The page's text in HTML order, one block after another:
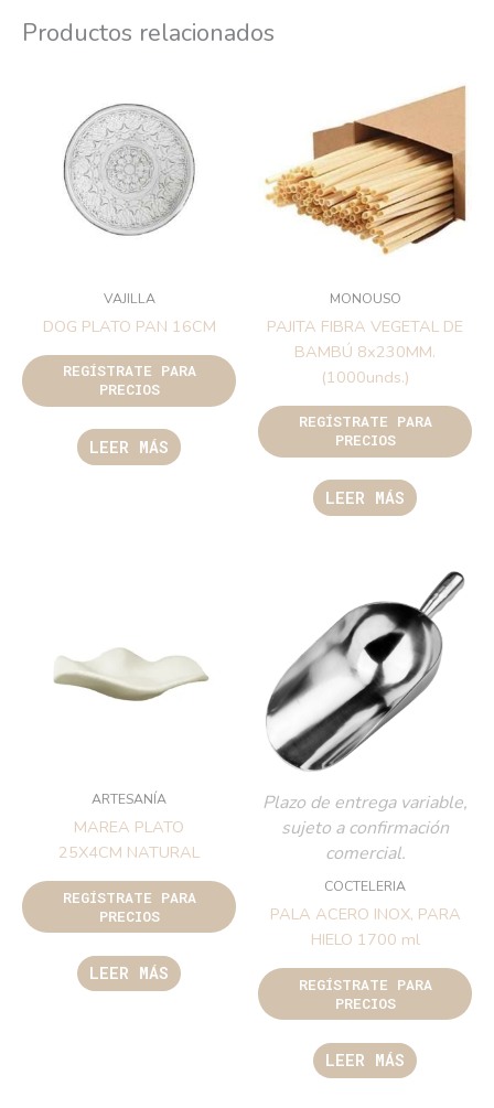
Productos relacionados
VAJILLA
DOG PLATO PAN 16CM
REGÍSTRATE PARA
PRECIOS
LEER MÁS
MONOUSO
PAJITA FIBRA VEGETAL DE
BAMBÚ 8x230MM.
(1000unds.)
REGÍSTRATE PARA
PRECIOS
LEER MÁS
ARTESANÍA
MAREA PLATO
25X4CM NATURAL
REGÍSTRATE PARA
PRECIOS
LEER MÁS
Plazo de entrega variable,
sujeto a confirmación
comercial.
COCTELERIA
PALA ACERO INOX, PARA
HIELO 1700 ml
REGÍSTRATE PARA
PRECIOS
LEER MÁS